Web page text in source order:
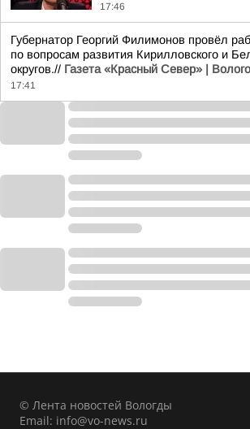
17:46
Губернатор Георгий Филимонов провёл
по вопросам развития Кирилловского и
округов.// Газета «Красный Север» |
17:41
© Лента новостей Вологды
Email: info@vo-news.ru